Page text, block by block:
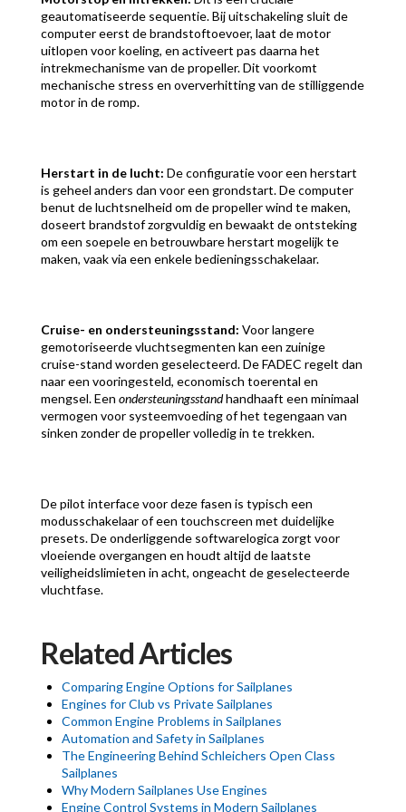
geautomatiseerde sequentie. Bij uitschakeling sluit de
computer eerst de brandstoftoevoer, laat de motor
uitlopen voor koeling, en activeert pas daarna het
intrekmechanisme van de propeller. Dit voorkomt
mechanische stress en oververhitting van de stilliggende
motor in de romp.
Herstart in de lucht: De configuratie voor een herstart
is geheel anders dan voor een grondstart. De computer
benut de luchtsnelheid om de propeller wind te maken,
doseert brandstof zorgvuldig en bewaakt de ontsteking
om een soepele en betrouwbare herstart mogelijk te
maken, vaak via een enkele bedieningsschakelaar.
Cruise- en ondersteuningsstand: Voor langere
gemotoriseerde vluchtsegmenten kan een zuinige
cruise-stand worden geselecteerd. De FADEC regelt dan
naar een vooringesteld, economisch toerental en
mengsel. Een ondersteuningsstandhandhaaft een minimaal
vermogen voor systeemvoeding of het tegengaan van
sinken zonder de propeller volledig in te trekken.
De pilot interface voor deze fasen is typisch een
modusschakelaar of een touchscreen met duidelijke
presets. De onderliggende softwarelogica zorgt voor
vloeiende overgangen en houdt altijd de laatste
veiligheidslimieten in acht, ongeacht de geselecteerde
vluchtfase.
Related Articles
Comparing Engine Options for Sailplanes
Engines for Club vs Private Sailplanes
Common Engine Problems in Sailplanes
Automation and Safety in Sailplanes
The Engineering Behind Schleichers Open Class
Sailplanes
Why Modern Sailplanes Use Engines
Engine Control Systems in Modern Sailplanes